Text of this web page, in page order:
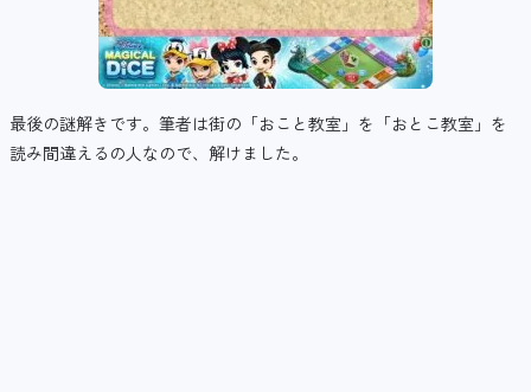
最後の謎解きです。筆者は街の「おこと教室」を「おとこ教室」を
読み間違えるの人なので、解けました。